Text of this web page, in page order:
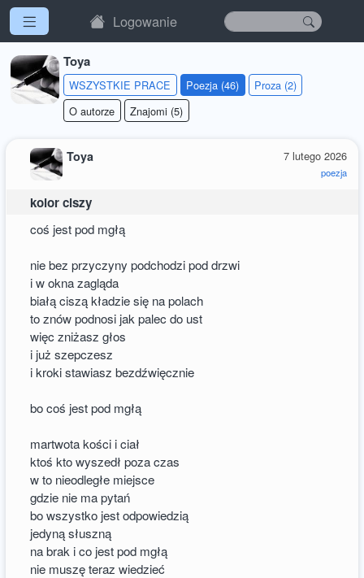
Logowanie
Toya
WSZYSTKIE PRACE Poezja (46)
Proza (2)
O autorze
Znajomi (5)
7 lutego 2026
poezja
Toya
kolor ciszy
coś jest pod mgłą
nie bez przyczyny podchodzi pod drzwi
i w okna zagląda
białą ciszą kładzie się na polach
to znów podnosi jak palec do ust
więc zniżasz głos
i już szepczesz
i kroki stawiasz bezdźwięcznie
bo coś jest pod mgłą
martwota kości i ciał
ktoś kto wyszedł poza czas
w to nieodległe miejsce
gdzie nie ma pytań
bo wszystko jest odpowiedzią
jedyną słuszną
na brak i co jest pod mgłą
nie muszę teraz wiedzieć